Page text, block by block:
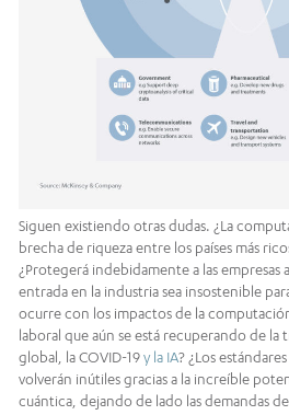
Siguen existiendo otras dudas. ¿La
brecha de riqueza entre los países más
¿Protegerá indebidamente a las empresas
entrada en la industria sea insostenible
ocurre con los impactos de la
laboral que aún se está recuperando de la
global, la COVID-19y la IA? ¿Los
volverán inútiles gracias a la increíble
cuántica, dejando de lado las demandas